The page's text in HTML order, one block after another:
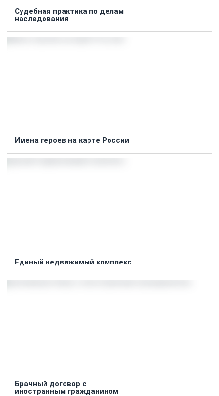
Судебная практика по делам
наследования
Имена героев на карте России
Единый недвижимый комплекс
Брачный договор с
иностранным гражданином